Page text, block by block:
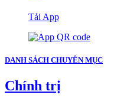
Tải App
DANH SÁCH CHUYÊN MỤC
Chính trị